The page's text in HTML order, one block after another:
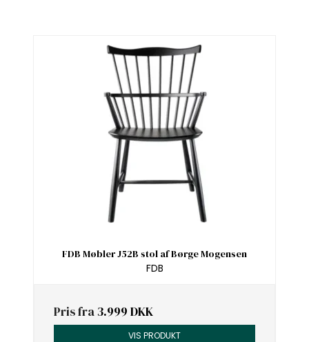
FDB Møbler J52B stol af Børge Mogensen
FDB
Pris fra3.999 DKK
VIS PRODUKT